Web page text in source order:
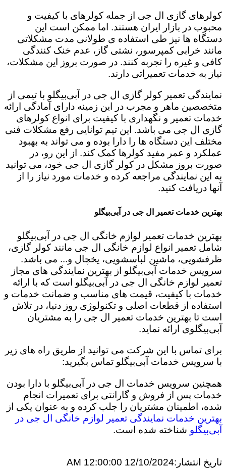
کولرهای گازی ال جی از جمله کولرهای با کیفیت و
محبوب در بازار ایران هستند. اما ممکن است این
دستگاه ها نیز طی استفاده ی طولانی مدت مشکلاتی
مانند خرابی کمپرسور، نشتی گاز، عدم خنک کنندگی
کافی و غیره را تجربه کنند. در صورت بروز این مشکلات،
نیاز به خدمات تعمیراتی دارند.
نمایندگی تعمیر کولر گازی ال جی در آبی‌بیگلو با تیمی از
متخصصین ماهر و مجرب در این زمینه دارای آمادگی ارائه
خدمات تعمیر و نگهداری با کیفیت برای انواع کولرهای
گازی ال جی می باشد. این تیم توانایی رفع مشکلات فنی
مختلف این دستگاه ها را دارا بوده و می تواند به بهبود
عملکرد و عمر مفید کولرها کمک کند. از این رو، در
صورت بروز مشکل در کولر گازی ال جی خود، می توانید
به این نمایندگی مراجعه کرده و خدمات مورد نیاز را از
آنها دریافت کنید.
بهترین خدمات تعمیر ال جی در آبی‌بیگلو
بهترین خدمات تعمیر لوازم خانگی ال جی در آبی‌بیگلو
شامل تعمیر انواع لوازم خانگی ال جی مانند کولر گازی،
ظرفشویی، ماشین لباسشویی، یخچال و... می باشد.
سرویس خدمات آبی‌بیگلو از بهترین نمایندگی های مجاز
تعمیر لوازم خانگی ال جی در آبی‌بیگلو است که با ارائه
خدمات با کیفیت، قیمت های مناسب و ضمانت خدمات و
استفاده از قطعات اصلی و تکنولوژی روز دنیا، در تلاش
است تا بهترین خدمات تعمیر ال جی را به مشتریان
آبی‌بیگلوی ارائه نماید.
برای تماس با این شرکت می توانید از طریق راه های زیر
با سرویس خدمات آبی‌بیگلو تماس بگیرید:
همچنین سرویس خدمات ال جی در آبی‌بیگلو با دارا بودن
خدمات پس از فروش و گارانتی برای تعمیرات انجام
شده، اطمینان مشتریان را جلب کرده و به عنوان یکی از
بهترین خدمات نمایندگی تعمیر لوازم خانگی ال جی در
آبی‌بیگلو شناخته شده است.
تاریخ انتشار:12/10/2024 12:00:00 AM